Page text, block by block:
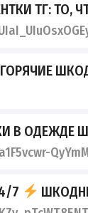
ТГ: ТО, ЧТО
ГОРЯЧИЕ
В ОДЕЖДЕ
7